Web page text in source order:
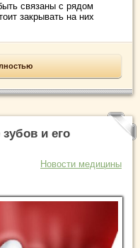
связаны с рядом
закрывать на них
и его
Новости медицины